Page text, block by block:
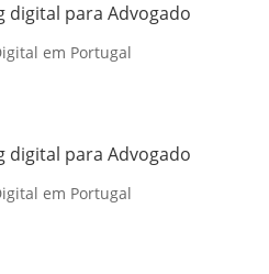
digital para Advogado
em Portugal
digital para Advogado
em Portugal